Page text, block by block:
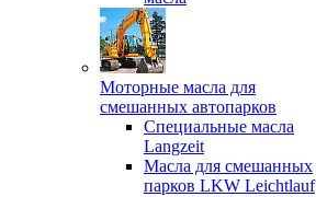
Моторные масла для
смешанных автопарков
Специальные масла
Langzeit
Масла для смешанных
парков LKW Leichtlauf